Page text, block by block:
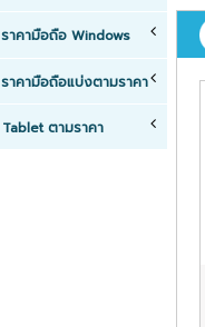
ราคามือถือ Windows
ราคามือถือแบ่งตามราคา
Tablet ตามราคา